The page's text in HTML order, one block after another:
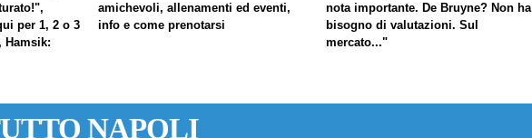
per 1, 2 o 3
Hamsik:
amichevoli, allenamenti ed eventi,
info e come prenotarsi
nota importante. De Bruyne? Non ha
bisogno di valutazioni. Sul
mercato..."
NAPOLI